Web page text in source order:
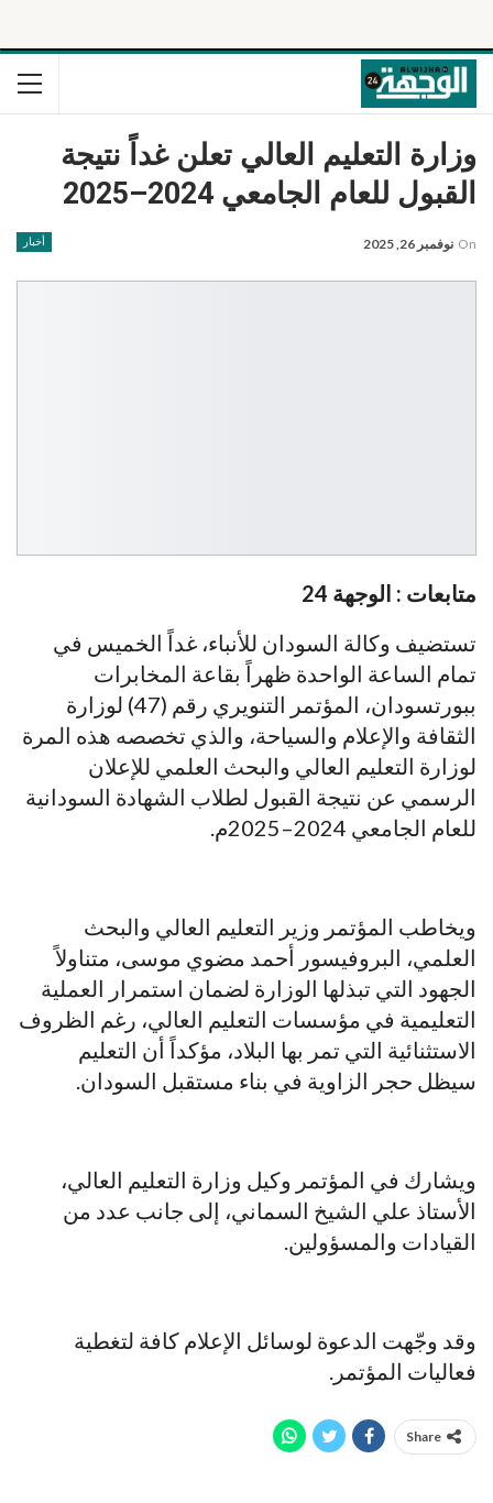
وزارة التعليم العالي تعلن غداً نتيجة
القبول للعام الجامعي 2024–2025
أخبار On نوفمبر 26, 2025
متابعات : الوجهة 24
تستضيف وكالة السودان للأنباء، غداً الخميس في
تمام الساعة الواحدة ظهراً بقاعة المخابرات
ببورتسودان، المؤتمر التنويري رقم (47) لوزارة
الثقافة والإعلام والسياحة، والذي تخصصه هذه المرة
لوزارة التعليم العالي والبحث العلمي للإعلان
الرسمي عن نتيجة القبول لطلاب الشهادة السودانية
للعام الجامعي 2024–2025م.
ويخاطب المؤتمر وزير التعليم العالي والبحث
العلمي، البروفيسور أحمد مضوي موسى، متناولاً
الجهود التي تبذلها الوزارة لضمان استمرار العملية
التعليمية في مؤسسات التعليم العالي، رغم الظروف
الاستثنائية التي تمر بها البلاد، مؤكداً أن التعليم
سيظل حجر الزاوية في بناء مستقبل السودان.
ويشارك في المؤتمر وكيل وزارة التعليم العالي،
الأستاذ علي الشيخ السماني، إلى جانب عدد من
القيادات والمسؤولين.
وقد وجّهت الدعوة لوسائل الإعلام كافة لتغطية
فعاليات المؤتمر.
Share